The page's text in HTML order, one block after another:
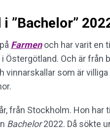
”Bachelor”
Farmenoch har varit en
Östergötland. Och är från
vinnarskallar som är
från Stockholm. Hon har
Bachelor2022. Då sökte